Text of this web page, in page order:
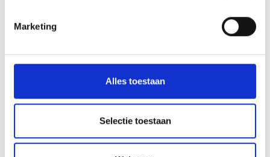
Marketing
Alles toestaan
Selectie toestaan
Verder lezen